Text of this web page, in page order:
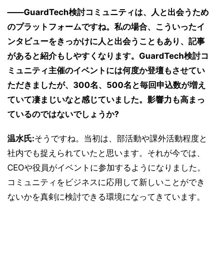
――GuardTech検討コミュニティは、人と出会うため
のプラットフォームですね。私の場合、こういったイ
ンタビューをきっかけに人と出会うこともあり、記事
があると紹介もしやすくなります。GuardTech検討コ
ミュニティ主催のイベントには何度か登壇もさせてい
ただきましたが、300名、500名と毎回申込数が増え
ていて凄まじいなと感じていました。影響力も高まっ
ているのではないでしょうか?
温水氏:そうですね。当初は、部活動や課外活動程度と
社内でも捉えられていたと思います。それが今では、
CEOや役員がイベントに参加するようになりました。
コミュニティをビジネスに応用して新しいことができ
ないかを真剣に検討できる環境になってきています。